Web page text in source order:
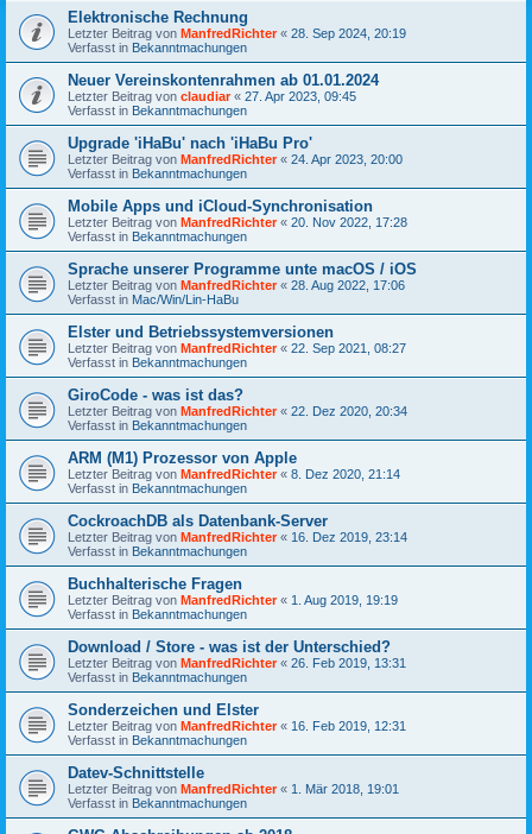
Elektronische Rechnung
Letzter Beitrag von ManfredRichter« 28. Sep 2024, 20:19
Verfasst in Bekanntmachungen
Neuer Vereinskontenrahmen ab 01.01.2024
Letzter Beitrag von claudiar« 27. Apr 2023, 09:45
Verfasst in Bekanntmachungen
Upgrade 'iHaBu' nach 'iHaBu Pro'
Letzter Beitrag von ManfredRichter« 24. Apr 2023, 20:00
Verfasst in Bekanntmachungen
Mobile Apps und iCloud-Synchronisation
Letzter Beitrag von ManfredRichter« 20. Nov 2022, 17:28
Verfasst in Bekanntmachungen
Sprache unserer Programme unte macOS / iOS
Letzter Beitrag von ManfredRichter« 28. Aug 2022, 17:06
Verfasst in Mac/Win/Lin-HaBu
Elster und Betriebssystemversionen
Letzter Beitrag von ManfredRichter« 22. Sep 2021, 08:27
Verfasst in Bekanntmachungen
GiroCode - was ist das?
Letzter Beitrag von ManfredRichter« 22. Dez 2020, 20:34
Verfasst in Bekanntmachungen
ARM (M1) Prozessor von Apple
Letzter Beitrag von ManfredRichter« 8. Dez 2020, 21:14
Verfasst in Bekanntmachungen
CockroachDB als Datenbank-Server
Letzter Beitrag von ManfredRichter« 16. Dez 2019, 23:14
Verfasst in Bekanntmachungen
Buchhalterische Fragen
Letzter Beitrag von ManfredRichter« 1. Aug 2019, 19:19
Verfasst in Bekanntmachungen
Download / Store - was ist der Unterschied?
Letzter Beitrag von ManfredRichter« 26. Feb 2019, 13:31
Verfasst in Bekanntmachungen
Sonderzeichen und Elster
Letzter Beitrag von ManfredRichter« 16. Feb 2019, 12:31
Verfasst in Bekanntmachungen
Datev-Schnittstelle
Letzter Beitrag von ManfredRichter« 1. Mär 2018, 19:01
Verfasst in Bekanntmachungen